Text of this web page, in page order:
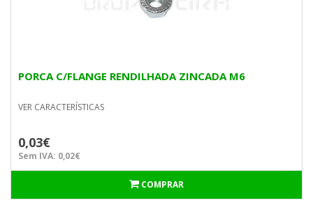
PORCA C/FLANGE RENDILHADA ZINCADA M6
VER CARACTERÍSTICAS
0,03€
Sem IVA: 0,02€
COMPRAR